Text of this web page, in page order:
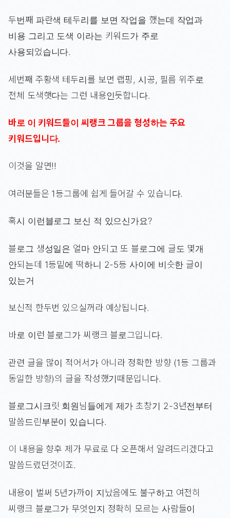
두번째 파란색 테두리를 보면 작업을 했는데 작업과
비용 그리고 도색 이라는 키워드가 주로
사용되었습니다.
세번째 주황색 테두리를 보면 랩핑, 시공, 필름 위주로
전체 도색햇다는 그런 내용인듯합니다.
바로 이 키워드들이 씨랭크 그룹을 형성하는 주요
키워드입니다.
이것을 알면!!
여러분들은 1등그룹에 쉽게 들어갈 수 있습니다.
혹시 이런블로그 보신 적 있으신가요?
블로그 생성일은 얼마 안되고 또 블로그에 글도 몇개
안되는데 1등밑에 떡하니 2-5등 사이에 비슷한 글이
있는거
보신적 한두번 있으실꺼라 예상됩니다.
바로 이런 블로그가 씨랭크 블로그입니다.
관련 글을 많이 적어서가 아니라 정확한 방향 (1등 그룹과
동일한 방향)의 글을 작성했기때문입니다.
블로그시크릿 회원님들에게 제가 초창기 2-3년전부터
말씀드린부분이 있습니다.
이 내용을 향후 제가 무료로 다 오픈해서 알려드리겠다고
말씀드렸던것이죠.
내용이 벌써 5년가까이 지났음에도 불구하고 여전히
씨랭크 블로그가 무엇인지 정확히 모르는 사람들이